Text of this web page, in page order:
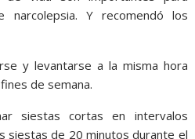
narcolepsia. Y recomendó los
y levantarse a la misma hora
de semana.
siestas cortas en intervalos
siestas de 20 minutos durante el